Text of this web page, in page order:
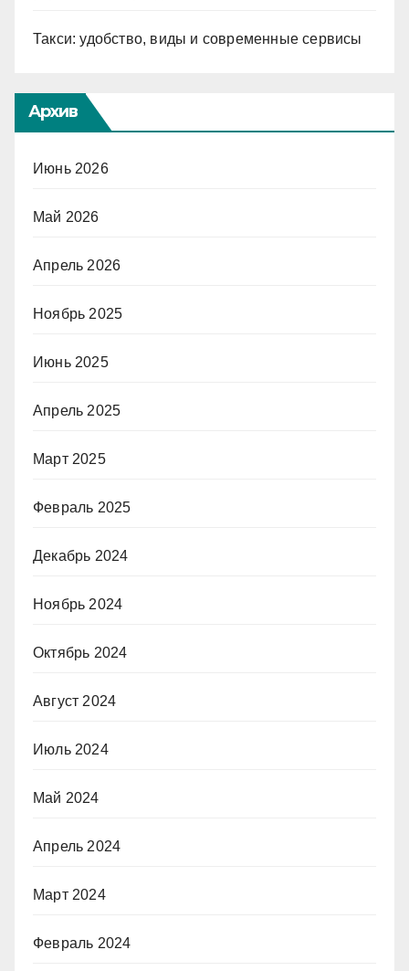
Такси: удобство, виды и современные сервисы
Архив
Июнь 2026
Май 2026
Апрель 2026
Ноябрь 2025
Июнь 2025
Апрель 2025
Март 2025
Февраль 2025
Декабрь 2024
Ноябрь 2024
Октябрь 2024
Август 2024
Июль 2024
Май 2024
Апрель 2024
Март 2024
Февраль 2024